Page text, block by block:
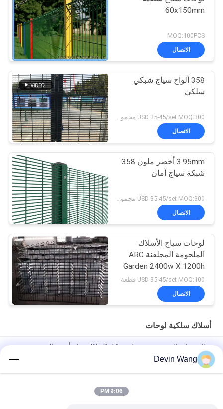
60x150mm
MOQ:100PCS
الاتصال
358 ألواح سياج شبكي
سلكي
الاتصال
3.95mm أخضر ملون 358
شبكة سياج أمان
الاتصال
لوحات سياج الأسلاك
الملحومة المجلفنة ARC
Garden 2400w X 1200h
USD 35-45/set MOQ:100 قطعة
الاتصال
أسلاك سلكية لوحات
نظام سياج باليسيد معدني على شكل D و W، سياج أمني باليسيد
ملحقات سياج الحاجز لمحطة برج الاتصالات مع غلاف حار DIP
الأمن مكافحة التسلق السياج الفولاذ الأمن العالي الأسوار شبكة الأسلاك
Devin Wang
9:06 PM